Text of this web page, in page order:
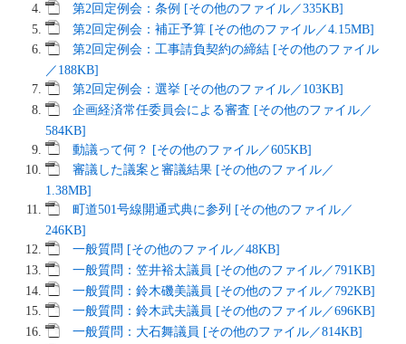
第2回定例会：条例 [その他のファイル／335KB]
第2回定例会：補正予算 [その他のファイル／4.15MB]
第2回定例会：工事請負契約の締結 [その他のファイル
／188KB]
第2回定例会：選挙 [その他のファイル／103KB]
企画経済常任委員会による審査 [その他のファイル／
584KB]
動議って何？ [その他のファイル／605KB]
審議した議案と審議結果 [その他のファイル／
1.38MB]
町道501号線開通式典に参列 [その他のファイル／
246KB]
一般質問 [その他のファイル／48KB]
一般質問：笠井裕太議員 [その他のファイル／791KB]
一般質問：鈴木磯美議員 [その他のファイル／792KB]
一般質問：鈴木武夫議員 [その他のファイル／696KB]
一般質問：大石舞議員 [その他のファイル／814KB]